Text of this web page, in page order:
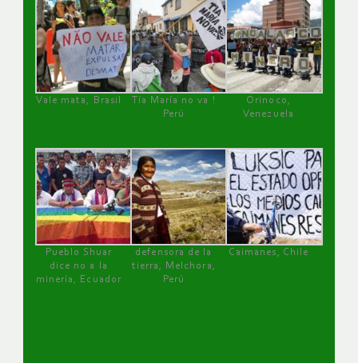
Vale mata, Brasil
Tía María no va !
Perú
Orinoco,
Venezuela
Pueblo Shuar
dice no a la
minería, Ecuador
defensora de la
tierra, Melchora,
Perú
Caimanes, Chile